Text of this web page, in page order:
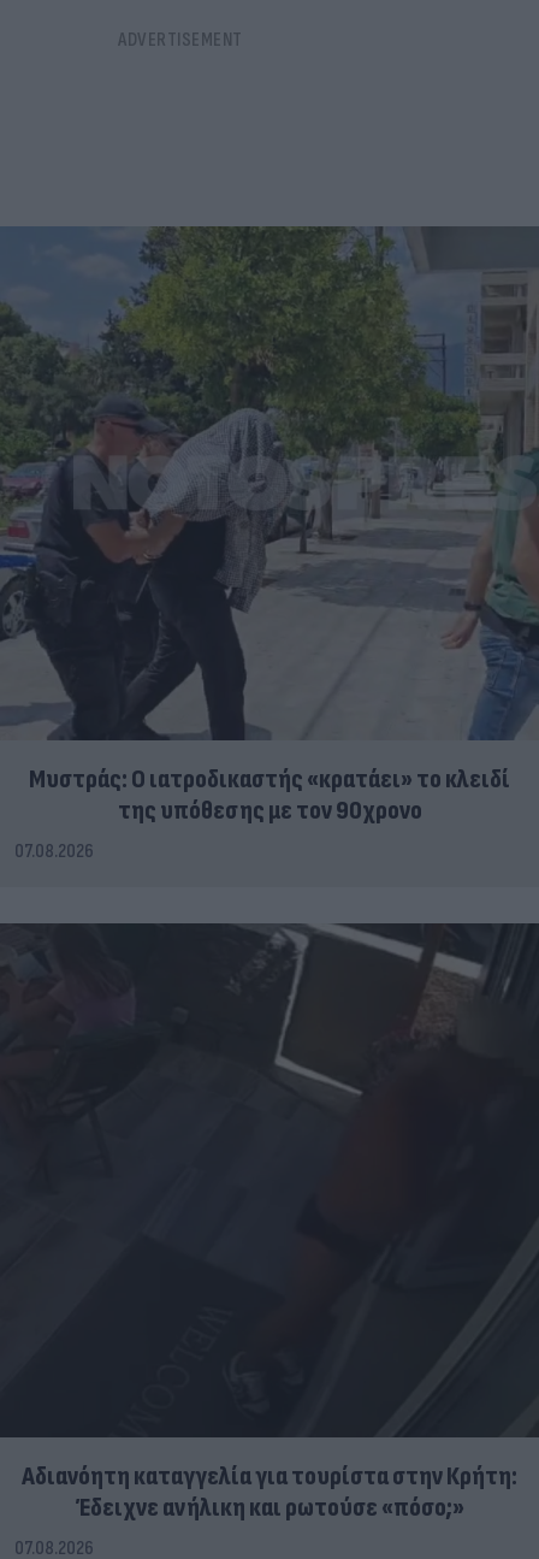
Μυστράς: Ο ιατροδικαστής «κρατάει» το κλειδί
της υπόθεσης με τον 90χρονο
07.08.2026
Αδιανόητη καταγγελία για τουρίστα στην Κρήτη:
Έδειχνε ανήλικη και ρωτούσε «πόσο;»
07.08.2026